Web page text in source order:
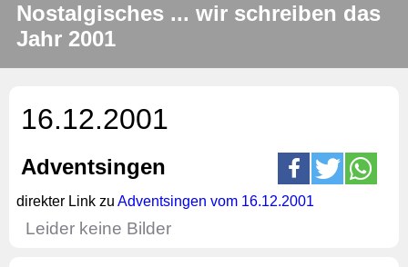
Nostalgisches ... wir schreiben das
Jahr 2001
16.12.2001
Adventsingen
direkter Link zu Adventsingen vom 16.12.2001
Leider keine Bilder